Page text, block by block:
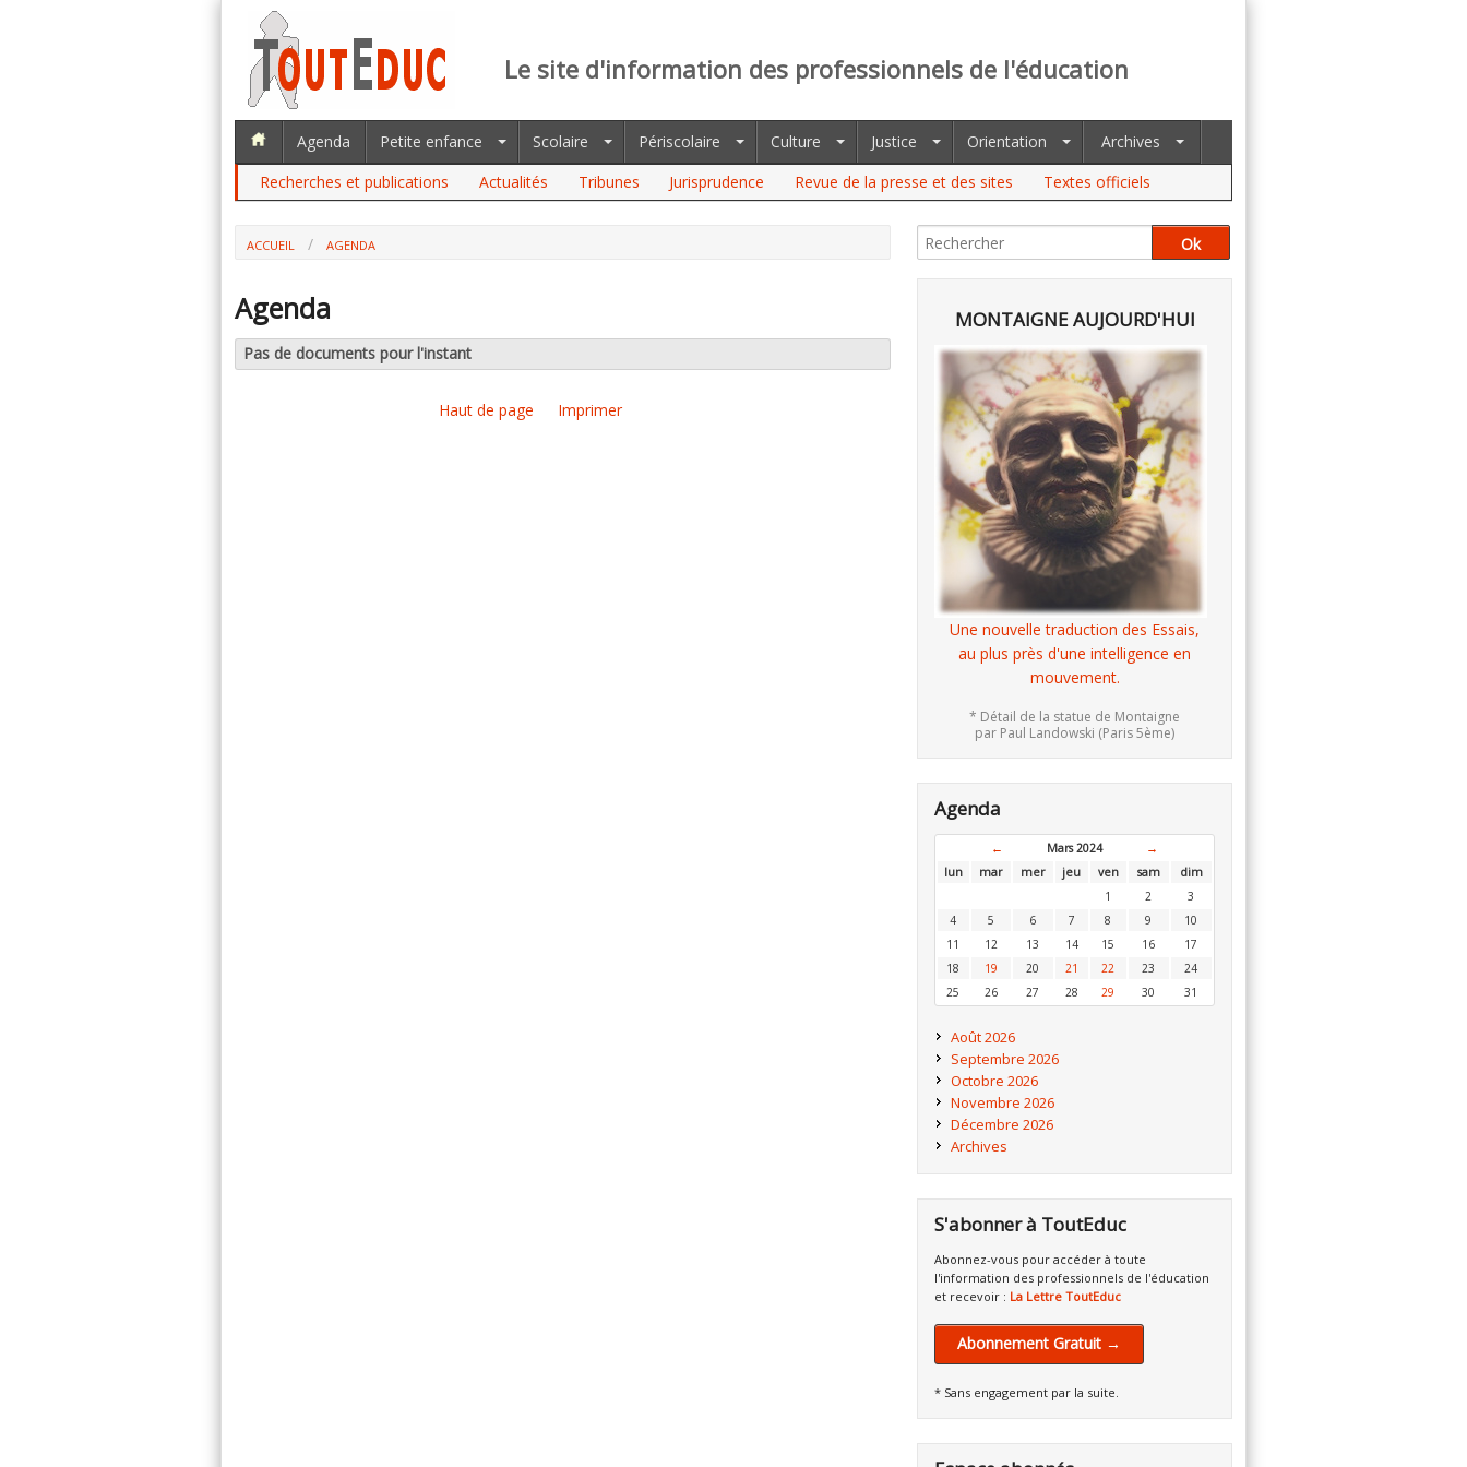
Le site d'information des professionnels de l'éducation
Agenda Petite enfance Scolaire Périscolaire Culture Justice Orientation
Archives
Recherches et publications
Actualités Tribunes Jurisprudence Revue de la presse et des sites Textes officiels
ACCUEIL AGENDA
Agenda
Pas de documents pour l'instant
Haut de page Imprimer
MONTAIGNE AUJOURD'HUI
Une nouvelle traduction des Essais,
au plus près d'une intelligence en
mouvement.
* Détail de la statue de Montaigne
par Paul Landowski (Paris 5ème)
Agenda
← Mars 2024
→
lun
mar mer jeu ven sam
dim
1
2
3
4
5 6 7 8 9
10
11
12 13 14 15 16
17
18
19 20 21 22 23
24
25
26 27 28 29 30 31
Août 2026
Septembre 2026
Octobre 2026
Novembre 2026
Décembre 2026
Archives
S'abonner à ToutEduc
Abonnez-vous pour accéder à toute
l'information des professionnels de l'éducation
et recevoir : La Lettre ToutEduc
Abonnement Gratuit →
* Sans engagement par la suite.